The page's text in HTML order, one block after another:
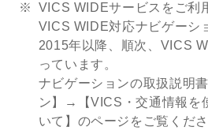
VICS WIDEサービスをご利
VICS WIDE対応ナビゲーシ
2015年以降、順次、VICS
っています。
ナビゲーションの取扱説明
ン】→【VICS・交通情報を
いて】のページをご覧くださ